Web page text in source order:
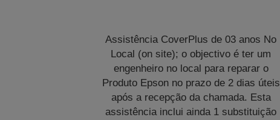
Assistência CoverPlus de 03 anos No
Local (on site); o objectivo é ter um
engenheiro no local para reparar o
Produto Epson no prazo de 2 dias úteis
após a recepção da chamada. Esta
assistência inclui ainda 1 substituição